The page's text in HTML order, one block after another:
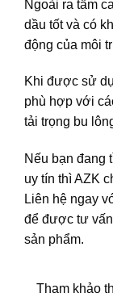
Ngoài ra tấm
dầu tốt và có
động của môi
Khi được sử
phù hợp với
tải trọng bu
Nếu bạn đang
uy tín thì AZK
Liên hệ ngay
để được tư
sản phẩm.
Tham khảo